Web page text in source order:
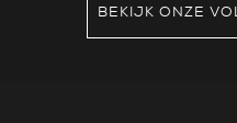
BEKIJK ONZE